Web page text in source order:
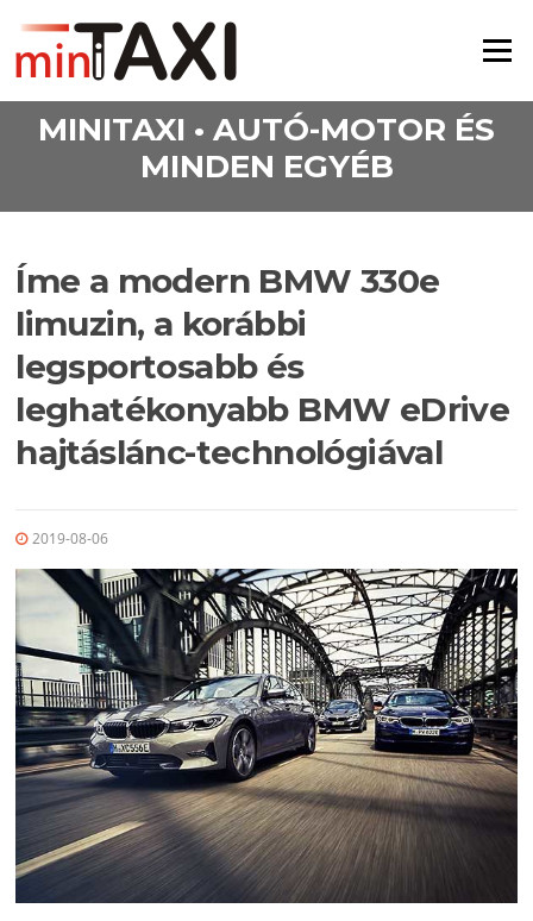
Menü
MINITAXI • AUTÓ-MOTOR ÉS
MINDEN EGYÉB
Íme a modern BMW 330e
limuzin, a korábbi
legsportosabb és
leghatékonyabb BMW eDrive
hajtáslánc-technológiával
2019-08-06